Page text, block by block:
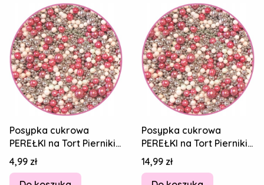
Posypka cukrowa
PEREŁKI na Tort Pierniki
Różowy - Perłowy -
Srebrny MIX 20g
Cena
4,99 zł
Posypka cukrowa
PEREŁKI na Tort Pierniki
Różowy Perłowy Srebrny
MIX 100g
Cena
14,99 zł